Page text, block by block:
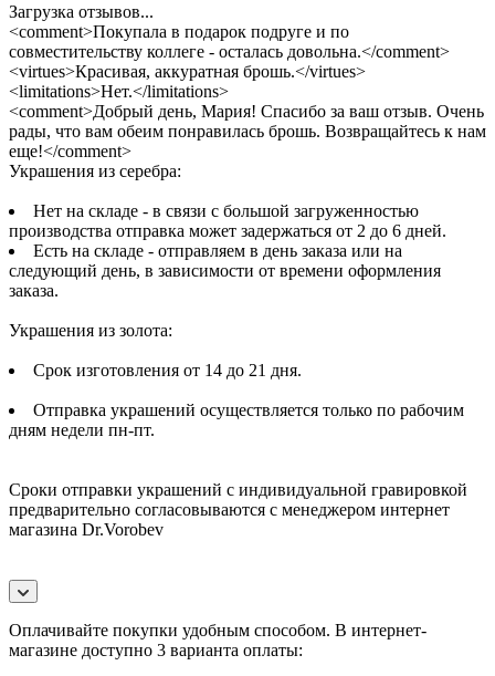
Загрузка отзывов...
<comment>Покупала в подарок подруге и по
совместительству коллеге - осталась довольна.</comment>
<virtues>Красивая, аккуратная брошь.</virtues>
<limitations>Нет.</limitations>
<comment>Добрый день, Мария! Спасибо за ваш отзыв. Очень
рады, что вам обеим понравилась брошь. Возвращайтесь к нам
еще!</comment>
Украшения из серебра:
Нет на складе - в связи с большой загруженностью
производства отправка может задержаться от 2 до 6 дней.
Есть на складе - отправляем в день заказа или на
следующий день, в зависимости от времени оформления
заказа.
Украшения из золота:
Срок изготовления от 14 до 21 дня.
Отправка украшений осуществляется только по рабочим
дням недели пн-пт.
Сроки отправки украшений с индивидуальной гравировкой
предварительно согласовываются с менеджером интернет
магазина Dr.Vorobev
Оплачивайте покупки удобным способом. В интернет-
магазине доступно 3 варианта оплаты: